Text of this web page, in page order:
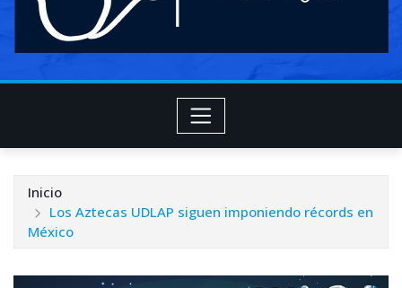
Inicio
Los Aztecas UDLAP siguen imponiendo récords en
México